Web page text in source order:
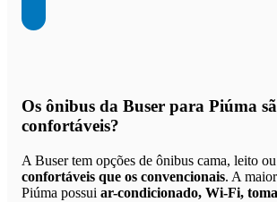
Os ônibus da Buser para Piúma
confortáveis?
A Buser tem opções de ônibus cama, leito
confortáveis que os convencionais. A
Piúma possui ar-condicionado, Wi-Fi,